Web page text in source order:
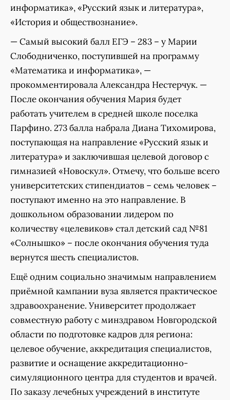
информатика», «Русский язык и литература»,
«История и обществознание».
— Самый высокий балл ЕГЭ – 283 – у Марии
Слободниченко, поступившей на программу
«Математика и информатика», —
прокомментировала Александра Нестерчук. —
После окончания обучения Мария будет
работать учителем в средней школе поселка
Парфино. 273 балла набрала Диана Тихомирова,
поступающая на направление «Русский язык и
литература» и заключившая целевой договор с
гимназией «Новоскул». Отмечу, что больше всего
университетских стипендиатов – семь человек –
поступают именно на это направление. В
дошкольном образовании лидером по
количеству «целевиков» стал детский сад №81
«Солнышко» – после окончания обучения туда
вернутся шесть специалистов.
Ещё одним социально значимым направлением
приёмной кампании вуза является практическое
здравоохранение. Университет продолжает
совместную работу с минздравом Новгородской
области по подготовке кадров для региона:
целевое обучение, аккредитация специалистов,
развитие и оснащение аккредитационно-
симуляционного центра для студентов и врачей.
По заказу лечебных учреждений в институте